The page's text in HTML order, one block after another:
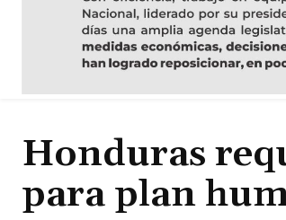
Honduras
para plan